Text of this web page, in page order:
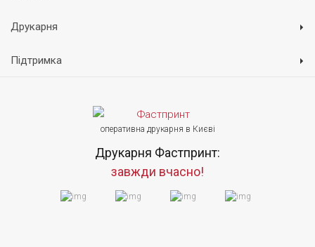
Друкарня
Підтримка
оперативна друкарня в Києві
Друкарня Фастпринт:
завжди вчасно!